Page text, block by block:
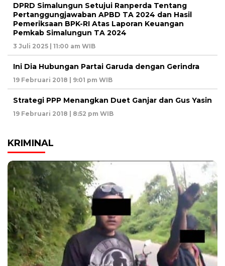
DPRD Simalungun Setujui Ranperda Tentang
Pertanggungjawaban APBD TA 2024 dan Hasil
Pemeriksaan BPK-RI Atas Laporan Keuangan
Pemkab Simalungun TA 2024
3 Juli 2025 | 11:00 am WIB
Ini Dia Hubungan Partai Garuda dengan Gerindra
19 Februari 2018 | 9:01 pm WIB
Strategi PPP Menangkan Duet Ganjar dan Gus Yasin
19 Februari 2018 | 8:52 pm WIB
KRIMINAL